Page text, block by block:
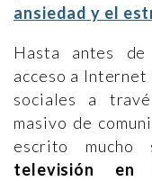
ansiedad y el
Hasta antes
acceso a
sociales a
masivo de
escrito
televisión en